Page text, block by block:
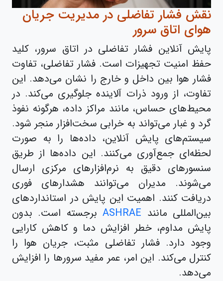
نقش فشار تفاضلی در مدیریت جریان
هوای اتاق سرور
پایش آنلاین فشار تفاضلی در اتاق سرور، کلید
حفظ امنیت تجهیزات است. فشار تفاضلی، تفاوت
فشار هوا بین داخل و خارج را نشان می‌دهد. این
تفاوت، از ورود ذرات آلاینده جلوگیری می‌کند. در
محیط‌های حساس، مانند مراکز داده، هرگونه نفوذ
گرد و غبار می‌تواند به خرابی سخت‌افزار منجر شود.
سیستم‌های پایش آنلاین، داده‌ها را به صورت
لحظه‌ای جمع‌آوری می‌کنند. این داده‌ها از طریق
سنسورهای دقیق به نرم‌افزارهای مرکزی ارسال
می‌شوند. مدیران می‌توانند هشدارهای فوری
دریافت کنند. اهمیت این پایش در استانداردهای
بین‌المللی مانند ASHRAEبرجسته است. بدون
پایش مداوم، خطر افزایش دما و کاهش کارایی
وجود دارد. فشار تفاضلی مثبت، جریان هوا را
کنترل می‌کند. این امر، عمر مفید سرورها را افزایش
می‌دهد.